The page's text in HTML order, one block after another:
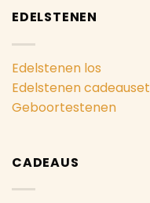
EDELSTENEN
Edelstenen los
Edelstenen cadeauset
Geboortestenen
CADEAUS